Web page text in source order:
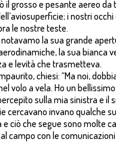
il grosso e pesante aereo da
i nostri
le nostre teste.
la sua grande
la sua bianca
e levità che trasmetteva.
chiesi: “Ma noi,
volo a vela. Ho un
sulla mia sinistra e il
cercavano invano qualche
ciò che segue sono molte
campo con le